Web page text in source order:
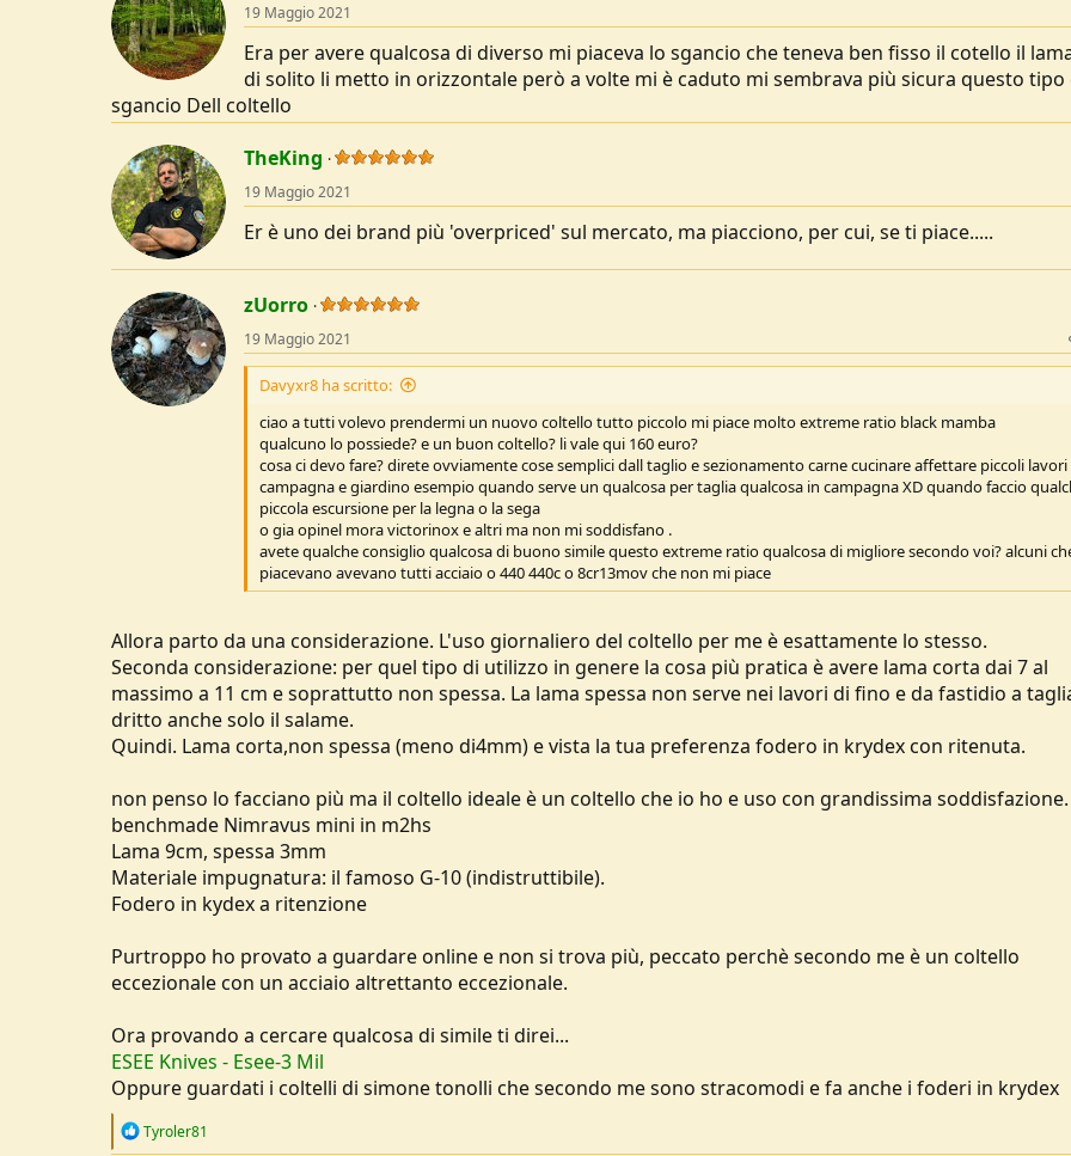
19 Maggio 2021
Era per avere qualcosa di diverso mi piaceva lo sgancio che teneva ben fisso il cotello il
di solito li metto in orizzontale però a volte mi è caduto mi sembrava più sicura questo tipo
sgancio Dell coltello
TheKing
19 Maggio 2021
Er è uno dei brand più 'overpriced' sul mercato, ma piacciono, per cui, se ti piace.....
zUorro
19 Maggio 2021
Davyxr8 ha scritto:
ciao a tutti volevo prendermi un nuovo coltello tutto piccolo mi piace molto extreme ratio black mamba
qualcuno lo possiede? e un buon coltello? li vale qui 160 euro?
cosa ci devo fare? direte ovviamente cose semplici dall taglio e sezionamento carne cucinare affettare piccoli lavori
campagna e giardino esempio quando serve un qualcosa per taglia qualcosa in campagna XD quando faccio
piccola escursione per la legna o la sega
o gia opinel mora victorinox e altri ma non mi soddisfano .
avete qualche consiglio qualcosa di buono simile questo extreme ratio qualcosa di migliore secondo voi? alcuni
piacevano avevano tutti acciaio o 440 440c o 8cr13mov che non mi piace
Allora parto da una considerazione. L'uso giornaliero del coltello per me è esattamente lo stesso.
Seconda considerazione: per quel tipo di utilizzo in genere la cosa più pratica è avere lama corta dai 7 al
massimo a 11 cm e soprattutto non spessa. La lama spessa non serve nei lavori di fino e da fastidio a
dritto anche solo il salame.
Quindi. Lama corta,non spessa (meno di4mm) e vista la tua preferenza fodero in krydex con ritenuta.
non penso lo facciano più ma il coltello ideale è un coltello che io ho e uso con grandissima
benchmade Nimravus mini in m2hs
Lama 9cm, spessa 3mm
Materiale impugnatura: il famoso G-10 (indistruttibile).
Fodero in kydex a ritenzione
Purtroppo ho provato a guardare online e non si trova più, peccato perchè secondo me è un coltello
eccezionale con un acciaio altrettanto eccezionale.
Ora provando a cercare qualcosa di simile ti direi...
ESEE Knives - Esee-3 Mil
Oppure guardati i coltelli di simone tonolli che secondo me sono stracomodi e fa anche i foderi in krydex
R
Tyroler81